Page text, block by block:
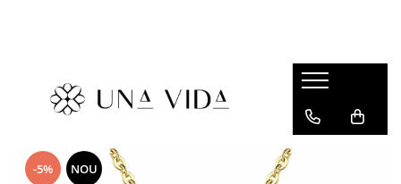
Cadouri pentru EA
CADOURI sub 150 lei - EA
CADOURI sub 150 lei - EL
-5% NOU